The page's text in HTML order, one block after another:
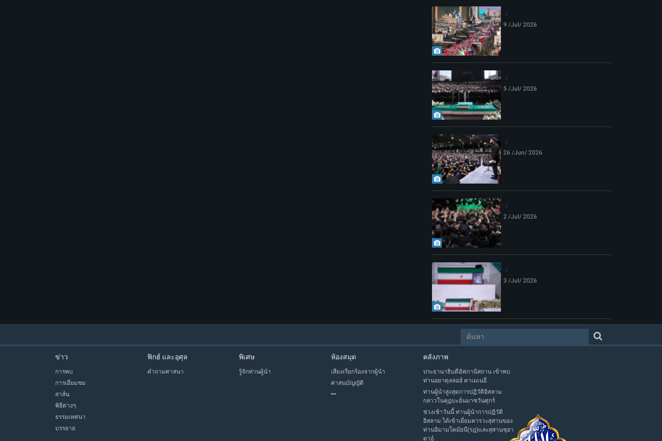
9 /Jul/ 2026
5 /Jul/ 2026
26 /Jun/ 2026
2 /Jul/ 2026
3 /Jul/ 2026
ข่าว
การพบ
การเยี่ยมชม
สาส์น
พิธีต่างๆ
ธรรมเทศนา
บรรยาย
ฟิกฮ์ และอุศุล
คำถามศาสนา
พิเศษ
รู้จักท่านผู้นำ
ห้องสมุด
เสียงเรียกร้องจากผู้นำ
ศาสนบัญญัติ
คลังภาพ
ประธานาธิบดีอัฟกานิสถาน เข้าพบ
ท่านอยาตุลลอฮ์ คาเมเนอี
ท่านผู้นำสูงสุดการปฏิวัติอิสลาม
กล่าวในคุฏบะฮ์นมาซวันศุกร์
ช่วงเช้าวันนี้ ท่านผู้นำการปฏิวัติ
อิสลาม ได้เข้าเยี่ยมคารวะสุสานของ
ท่านอิมามโคมัยนี(รฎ)และสุสานชุฮา
ดาอ์